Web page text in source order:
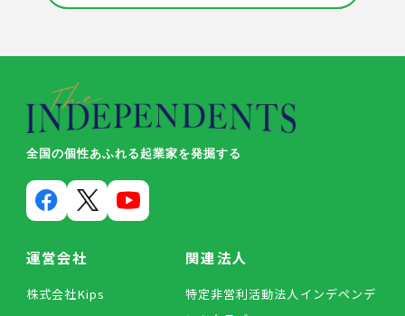
全国の個性あふれる起業家を発掘する
運営会社
株式会社Kips
関連法人
特定非営利活動法人インデペンデ